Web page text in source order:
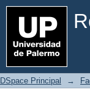
Filtrar por:
DSpace Principal →